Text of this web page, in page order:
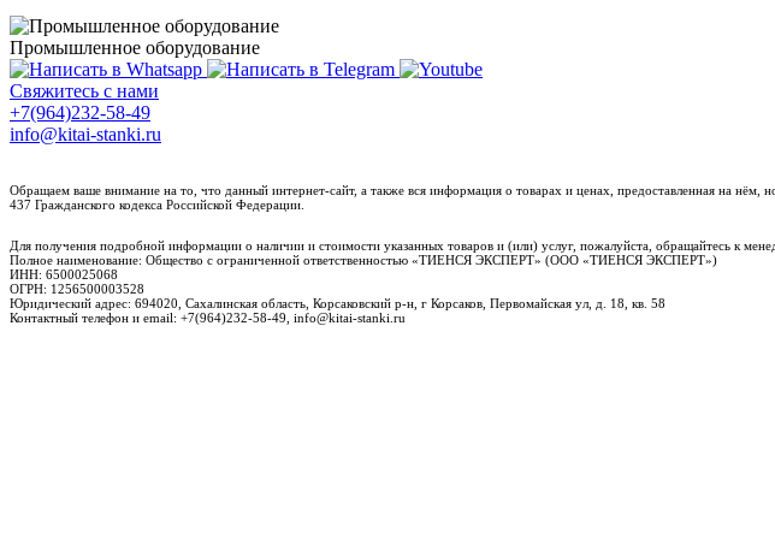
Промышленное оборудование
Свяжитесь с нами
+7(964)232-58-49
info@kitai-stanki.ru
Обращаем ваше внимание на то, что данный интернет-сайт, а также вся информация о товарах и ценах, предоставленная на
437 Гражданского кодекса Российской Федерации.
Для получения подробной информации о наличии и стоимости указанных товаров и (или) услуг, пожалуйста, обращайтесь к
Полное наименование: Общество с ограниченной ответственностью «ТИЕНСЯ ЭКСПЕРТ» (ООО «ТИЕНСЯ ЭКСПЕРТ»)
ИНН: 6500025068
ОГРН: 1256500003528
Юридический адрес: 694020, Сахалинская область, Корсаковский р-н, г Корсаков, Первомайская ул, д. 18, кв. 58
Контактный телефон и email: +7(964)232-58-49, info@kitai-stanki.ru